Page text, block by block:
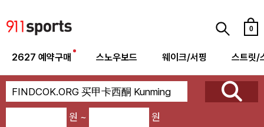
0
2627 예약구매 스노우보드 웨이크/서핑 스트릿/
원 ~ 원